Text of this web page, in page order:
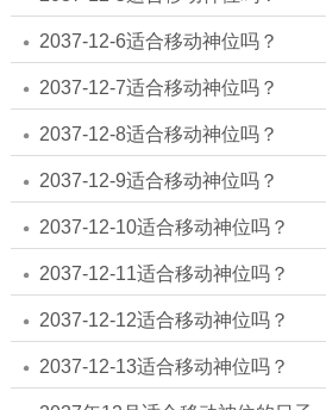
2037-12-6适合移动神位吗？
2037-12-7适合移动神位吗？
2037-12-8适合移动神位吗？
2037-12-9适合移动神位吗？
2037-12-10适合移动神位吗？
2037-12-11适合移动神位吗？
2037-12-12适合移动神位吗？
2037-12-13适合移动神位吗？